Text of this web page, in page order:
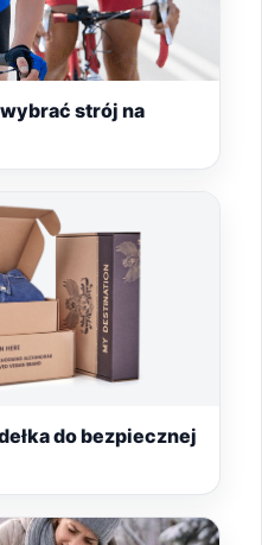
strój na
do bezpiecznej